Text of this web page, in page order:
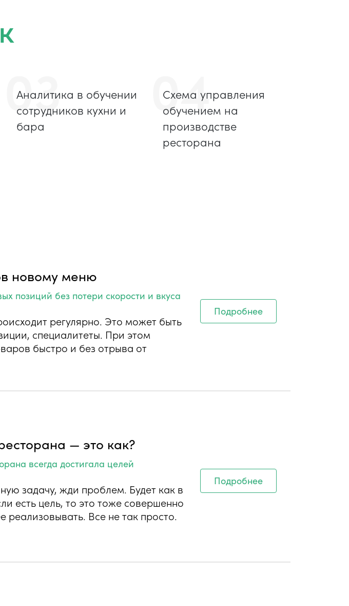
03
Аналитика в обучении
сотрудников кухни и
бара
04
Схема управления
обучением на
производстве
ресторана
новому меню
позиций без потери скорости и вкуса
регулярно. Это может быть
специалитеты. При этом
быстро и без отрыва от
Подробнее
— это как?
всегда достигала целей
задачу, жди проблем. Будет как в
есть цель, то это тоже совершенно
реализовывать. Все не так просто.
Подробнее